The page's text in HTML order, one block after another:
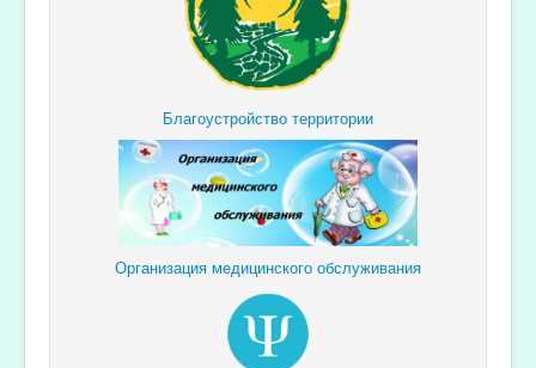
Благоустройство территории
Организация медицинского обслуживания